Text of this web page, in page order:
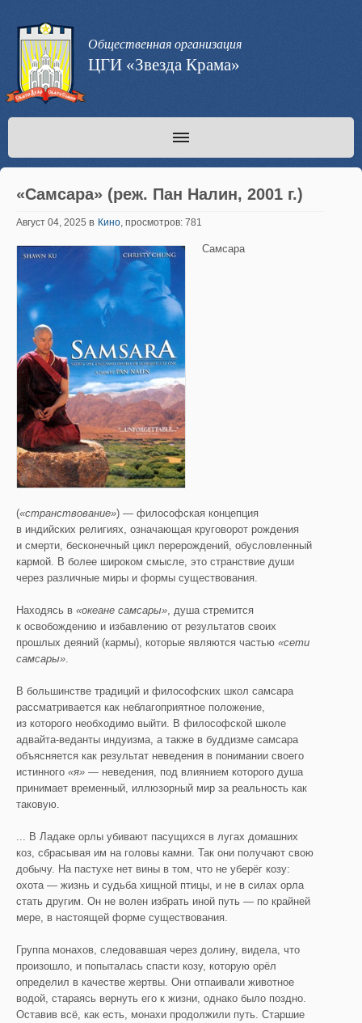
Общественная организация
ЦГИ «Звезда Крама»
«Самсара» (реж. Пан Налин, 2001 г.)
Август 04, 2025 в Кино, просмотров: 781
Самсара
(«странствование») — философская концепция
в индийских религиях, означающая круговорот рождения
и смерти, бесконечный цикл перерождений, обусловленный
кармой. В более широком смысле, это странствие души
через различные миры и формы существования.
Находясь в «океане самсары», душа стремится
к освобождению и избавлению от результатов своих
прошлых деяний (кармы), которые являются частью «сети
самсары».
В большинстве традиций и философских школ самсара
рассматривается как неблагоприятное положение,
из которого необходимо выйти. В философской школе
адвайта-веданты индуизма, а также в буддизме самсара
объясняется как результат неведения в понимании своего
истинного «я» — неведения, под влиянием которого душа
принимает временный, иллюзорный мир за реальность как
таковую.
... В Ладаке орлы убивают пасущихся в лугах домашних
коз, сбрасывая им на головы камни. Так они получают свою
добычу. На пастухе нет вины в том, что не уберёг козу:
охота — жизнь и судьба хищной птицы, и не в силах орла
стать другим. Он не волен избрать иной путь — по крайней
мере, в настоящей форме существования.
Группа монахов, следовавшая через долину, видела, что
произошло, и попыталась спасти козу, которую орёл
определил в качестве жертвы. Они отпаивали животное
водой, стараясь вернуть его к жизни, однако было поздно.
Оставив всё, как есть, монахи продолжили путь. Старшие